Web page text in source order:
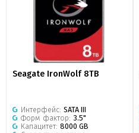
Seagate IronWolf 8TB
Интерфейс: SATA III
Форм фактор: 3.5"
Капацитет: 8000 GB